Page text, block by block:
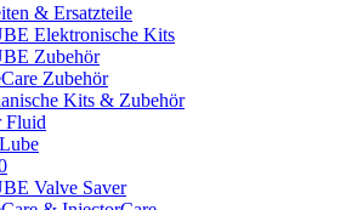
& Ersatzteile
Elektronische Kits
Zubehör
Zubehör
Kits & Zubehör
Fluid
Valve Saver